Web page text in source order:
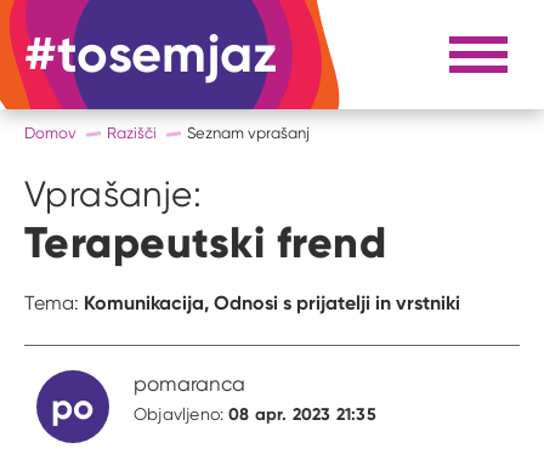
#tosemjaz #to sem jaz Razpri
Domov Razišči Seznam vprašanj
Vprašanje:
Terapeutski frend
Tema: Komunikacija, Odnosi s prijatelji in vrstniki
po
pomaranca
Objavljeno:08 apr. 2023 21:35